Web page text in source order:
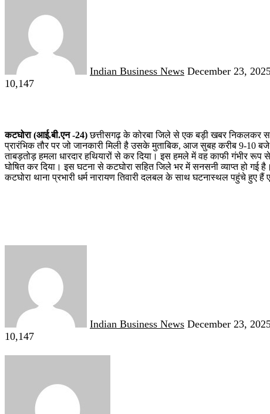
Indian Business News December 23,
10,147
कटघोरा (आई.बी.एन -24)छत्तीसगढ़ के कोरबा जिले से एक बड़ी खबर निकलकर
प्रारंभिक तौर पर जो जानकारी मिली है उसके मुताबिक, आज सुबह करीब 9-10
ताबड़तोड़ हमला धारदार हथियारों से कर दिया। इस हमले में वह काफी गंभीर रूप
घोषित कर दिया। इस घटना से कटघोरा सहित जिले भर में सनसनी व्याप्त हो
कटघोरा थाना प्रभारी धर्म नारायण तिवारी दलबल के साथ घटनास्थल पहुंचे
Indian Business News December 23,
10,147